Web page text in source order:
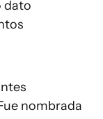
dato
nombrada